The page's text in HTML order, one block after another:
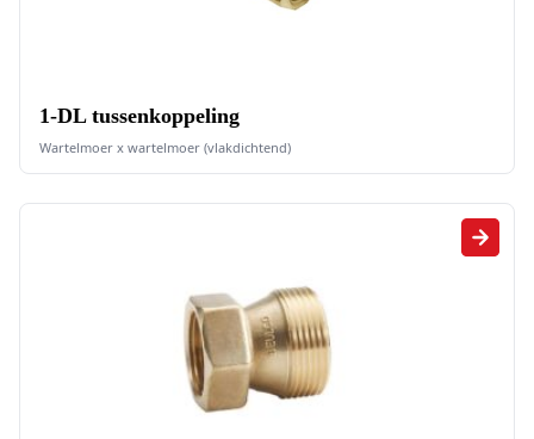
1-DL tussenkoppeling
Wartelmoer x wartelmoer (vlakdichtend)